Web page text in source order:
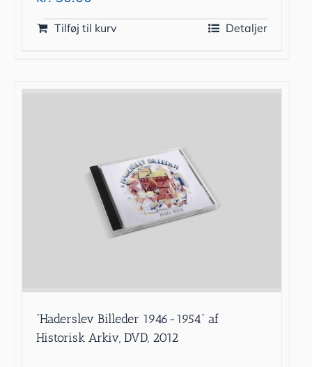
Tilføj til kurv Detaljer
”Haderslev Billeder 1946-1954” af
Historisk Arkiv, DVD, 2012